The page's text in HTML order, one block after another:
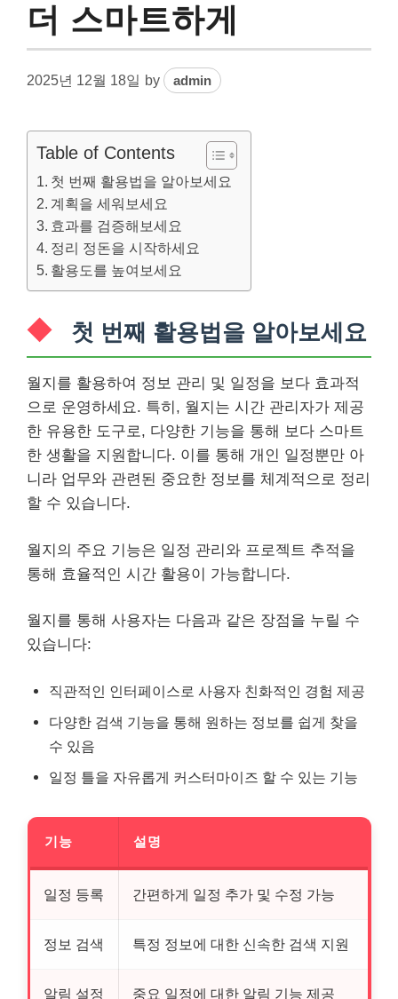
더 스마트하게
2025년 12월 18일 by admin
Table of Contents
첫 번째 활용법을 알아보세요
계획을 세워보세요
효과를 검증해보세요
정리 정돈을 시작하세요
활용도를 높여보세요
첫 번째 활용법을 알아보세요
월지를 활용하여 정보 관리 및 일정을 보다 효과적
으로 운영하세요. 특히, 월지는 시간 관리자가 제공
한 유용한 도구로, 다양한 기능을 통해 보다 스마트
한 생활을 지원합니다. 이를 통해 개인 일정뿐만 아
니라 업무와 관련된 중요한 정보를 체계적으로 정리
할 수 있습니다.
월지의 주요 기능은 일정 관리와 프로젝트 추적을
통해 효율적인 시간 활용이 가능합니다.
월지를 통해 사용자는 다음과 같은 장점을 누릴 수
있습니다:
직관적인 인터페이스로 사용자 친화적인 경험 제공
다양한 검색 기능을 통해 원하는 정보를 쉽게 찾을
수 있음
일정 틀을 자유롭게 커스터마이즈 할 수 있는 기능
기능 설명
일정 등록 간편하게 일정 추가 및 수정 가능
정보 검색 특정 정보에 대한 신속한 검색 지원
알림 설정 중요 일정에 대한 알림 기능 제공